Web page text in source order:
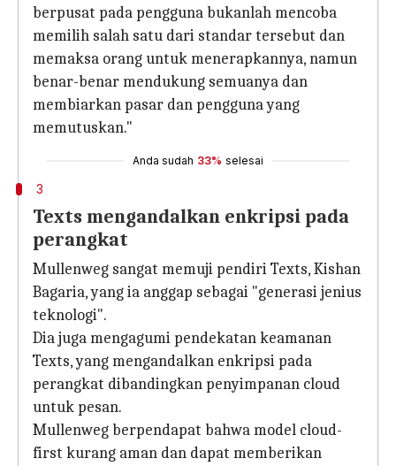
berpusat pada pengguna bukanlah mencoba
memilih salah satu dari standar tersebut dan
memaksa orang untuk menerapkannya, namun
benar-benar mendukung semuanya dan
membiarkan pasar dan pengguna yang
memutuskan."
Anda sudah 33% selesai
3
Texts mengandalkan enkripsi pada
perangkat
Mullenweg sangat memuji pendiri Texts, Kishan
Bagaria, yang ia anggap sebagai "generasi jenius
teknologi".
Dia juga mengagumi pendekatan keamanan
Texts, yang mengandalkan enkripsi pada
perangkat dibandingkan penyimpanan cloud
untuk pesan.
Mullenweg berpendapat bahwa model cloud-
first kurang aman dan dapat memberikan